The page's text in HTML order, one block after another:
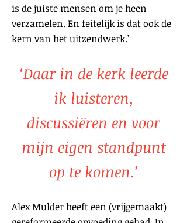
is de juiste mensen om je heen
verzamelen. En feitelijk is dat ook de
kern van het uitzendwerk.’
‘Daar in de kerk leerde
ik luisteren,
discussiëren en voor
mijn eigen standpunt
op te komen.’
Alex Mulder heeft een (vrijgemaakt)